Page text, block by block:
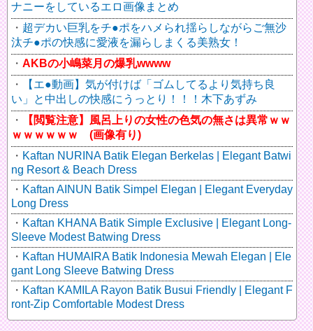
ナニーをしているエロ画像まとめ
超デカい巨乳をチ●ポをハメられ揺らしながらご無沙
汰チ●ポの快感に愛液を漏らしまくる美熟女！
AKBの小嶋菜月の爆乳wwww
【エ●動画】気が付けば「ゴムしてるより気持ち良
い」と中出しの快感にうっとり！！！木下あずみ
【閲覧注意】風呂上りの女性の色気の無さは異常ｗｗ
ｗｗｗｗｗｗ (画像有り)
Kaftan NURINA Batik Elegan Berkelas | Elegant Batwi
ng Resort & Beach Dress
Kaftan AINUN Batik Simpel Elegan | Elegant Everyday
Long Dress
Kaftan KHANA Batik Simple Exclusive | Elegant Long-
Sleeve Modest Batwing Dress
Kaftan HUMAIRA Batik Indonesia Mewah Elegan | Ele
gant Long Sleeve Batwing Dress
Kaftan KAMILA Rayon Batik Busui Friendly | Elegant F
ront-Zip Comfortable Modest Dress